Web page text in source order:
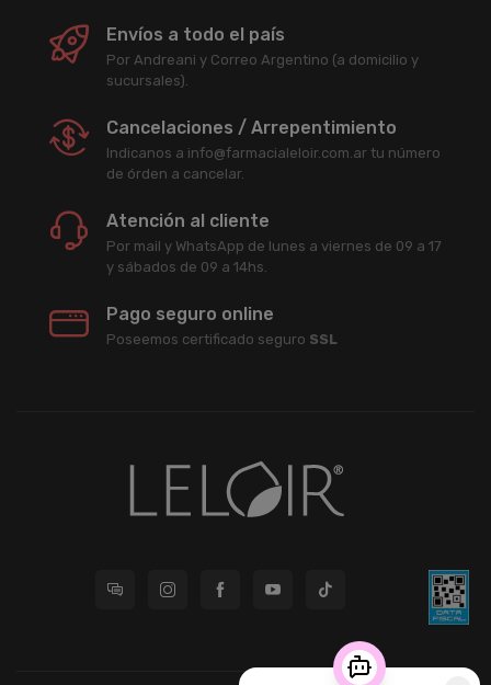
Envíos a todo el país
Por Andreani y Correo Argentino (a domicilio y
sucursales).
Cancelaciones / Arrepentimiento
Indicanos a info@farmacialeloir.com.ar tu número
de órden a cancelar.
Atención al cliente
Por mail y WhatsApp de lunes a viernes de 09 a 17
y sábados de 09 a 14hs.
Pago seguro online
Poseemos certificado seguro SSL